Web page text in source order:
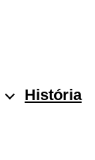
História